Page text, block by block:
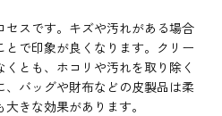
スです。キズや汚れがある場合
とで印象が良くなります。クリー
とも、ホコリや汚れを取り除く
バッグや財布などの皮製品は柔
きな効果があります。